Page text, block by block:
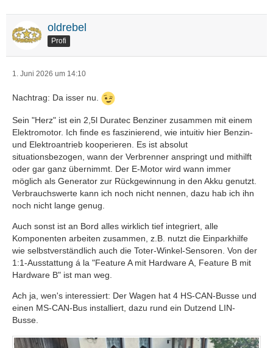
oldrebel
Profi
1. Juni 2026 um 14:10
Nachtrag: Da isser nu.
Sein "Herz" ist ein 2,5l Duratec Benziner zusammen mit einem
Elektromotor. Ich finde es faszinierend, wie intuitiv hier Benzin-
und Elektroantrieb kooperieren. Es ist absolut
situationsbezogen, wann der Verbrenner anspringt und mithilft
oder gar ganz übernimmt. Der E-Motor wird wann immer
möglich als Generator zur Rückgewinnung in den Akku genutzt.
Verbrauchswerte kann ich noch nicht nennen, dazu hab ich ihn
noch nicht lange genug.
Auch sonst ist an Bord alles wirklich tief integriert, alle
Komponenten arbeiten zusammen, z.B. nutzt die Einparkhilfe
wie selbstverständlich auch die Toter-Winkel-Sensoren. Von der
1:1-Ausstattung á la "Feature A mit Hardware A, Feature B mit
Hardware B" ist man weg.
Ach ja, wen's interessiert: Der Wagen hat 4 HS-CAN-Busse und
einen MS-CAN-Bus installiert, dazu rund ein Dutzend LIN-
Busse.